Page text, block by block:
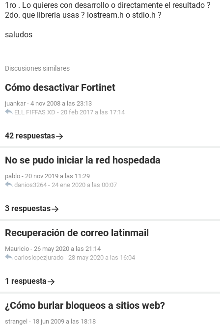
1ro . Lo quieres con desarrollo o directamente el resultado ?
2do. que libreria usas ? iostream.h o stdio.h ?
saludos
Discusiones similares
Cómo desactivar Fortinet
juankar - 4 nov 2008 a las 23:13
ELL FIFFAS XD - 20 feb 2017 a las 17:14
42 respuestas
No se pudo iniciar la red hospedada
pablo - 20 nov 2019 a las 11:29
danios3264 - 24 ene 2020 a las 00:07
3 respuestas
Recuperación de correo latinmail
Mauricio - 26 may 2020 a las 21:14
carloslopezjurado - 28 may 2020 a las 16:04
1 respuesta
¿Cómo burlar bloqueos a sitios web?
strangel - 18 jun 2009 a las 18:18